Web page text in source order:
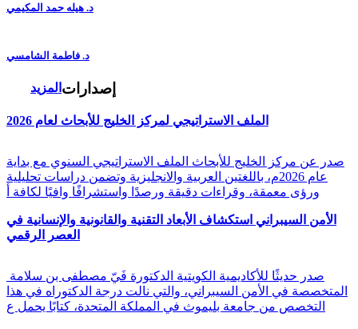
د. هيله حمد المكيمي
د. فاطمة الشامسي
المزيد إصدارات
الملف الاستراتيجي لمركز الخليج للأبحاث لعام 2026
صدر عن مركز الخليج للأبحاث الملف الاستراتيجي السنوي مع بداية
عام 2026م، باللغتين العربية والانجليزية وتضمن دراسات تحليلية
ورؤى معمقة، وقراءات دقيقة ورصدًا واستشرافًا وافيًا لكافة أ
الأمن السيبراني استكشاف الأبعاد التقنية والقانونية والإنسانية في
العصر الرقمي
المتخصصة في الأمن السيبراني، والتي نالت درجة الدكتوراه في هذا
التخصص من جامعة بليموث في المملكة المتحدة، كتابًا يحمل ع